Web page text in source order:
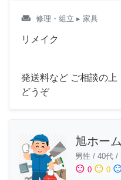
weekend 修理・組立 ▸ 家具
リメイク
発送料など ご相談の上
どうぞ
旭ホー
男性 / 40代 /
sentiment_satisfied 0 sentiment_neutral 0